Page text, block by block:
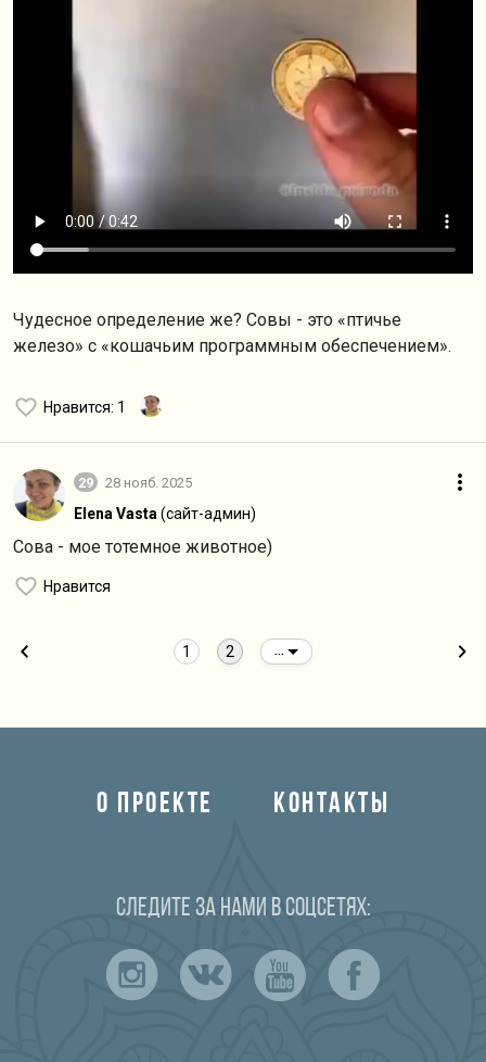
Чудесное определение же? Совы - это «птичье
железо» с «кошачьим программным обеспечением».
Нравится: 1
29 28 нояб. 2025
Elena Vasta (сайт-админ)
Сова - мое тотемное животное)
Нравится
1 2
О ПРОЕКТЕ КОНТАКТЫ
Следите за нами в соцсетях: